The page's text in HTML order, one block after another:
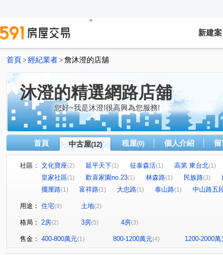
新建案
首頁 > 經紀業者 > 詹沐澄的店舖
沐澄的精選網路店舖
您好~我是沐澄!很高興為您服務!
首頁 中古屋(12) 租屋(0) 個人介紹
社區： 文化寶座(2) 延平天下(1) 征泰森活(1) 高第 東台北(1)
皇家社區(1) 歡喜家園no.23(1) 林森路(1) 民族路(3)
擺厘路(1) 富祥路(1) 大忠路(1) 泰山路(1) 中山路五
用途： 住宅(9) 土地(2)
格局： 2房(2) 3房(5) 4房(3)
售金： 400-800萬元(1) 800-1200萬元(4) 1200-2000萬